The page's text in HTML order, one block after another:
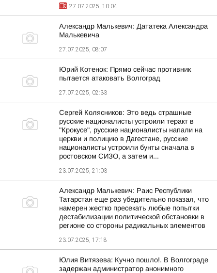
27.07.2025, 10:04
Александр Малькевич: Дататека Александра
Малькевича
27.07.2025, 08:07
Юрий Котенок: Прямо сейчас противник
пытается атаковать Волгоград
27.07.2025, 02:33
Сергей Колясников: Это ведь страшные
русские националисты устроили теракт в
"Крокусе", русские националисты напали на
церкви и полицию в Дагестане, русские
националисты устроили бунты сначала в
ростовском СИЗО, а затем и...
23.07.2025, 21:03
Александр Малькевич: Раис Республики
Татарстан еще раз убедительно показал, что
намерен жестко пресекать любые попытки
дестабилизации политической обстановки в
регионе со стороны радикальных элементов
23.07.2025, 17:18
Юлия Витязева: Кучно пошло!. В Волгограде
задержан администратор анонимного